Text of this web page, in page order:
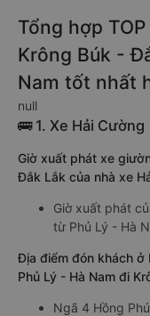
Tổng hợp
Krông Búk -
Nam tốt nhất
null
🚌 1. Xe Hải Cường
Giờ xuất phát xe
Đắk Lắk của nhà xe
Giờ xuất phát
từ Phủ Lý - Hà
Địa điểm đón khách ở
Phủ Lý - Hà Nam đi
Ngã 4 Hồng Phú